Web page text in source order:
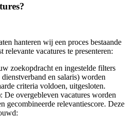
hanteren wij een proces bestaande
relevante vacatures te presenteren:
zoekopdracht en ingestelde filters
en salaris) worden
criteria voldoen, uitgesloten.
overgebleven vacatures worden
gecombineerde relevantiescore. Deze